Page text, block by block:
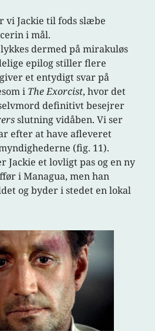
vi Jackie til fods slæbe
i mål.
dermed på mirakuløs
epilog stiller flere
et entydigt svar på
i The Exorcist, hvor det
definitivt besejrer
slutning vidåben. Vi ser
efter at have afleveret
(fig. 11).
Jackie et lovligt pas og en ny
i Managua, men han
og byder i stedet en lokal